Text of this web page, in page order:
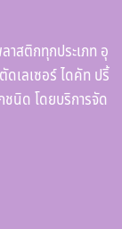
สติกทุกประเภท อุ
เลเซอร์ ไดคัท ปริ้
นิด โดยบริการจัด